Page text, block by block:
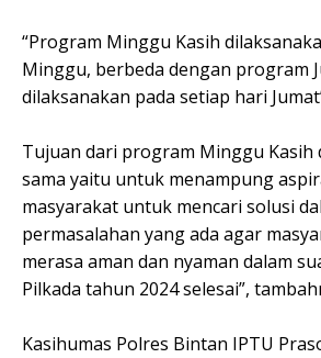
“Program Minggu Kasih
Minggu, berbeda dengan program
dilaksanakan pada setiap hari
Tujuan dari program Minggu Kasih
sama yaitu untuk menampung
masyarakat untuk mencari solusi
permasalahan yang ada agar
merasa aman dan nyaman dalam
Pilkada tahun 2024 selesai”,
Kasihumas Polres Bintan IPTU